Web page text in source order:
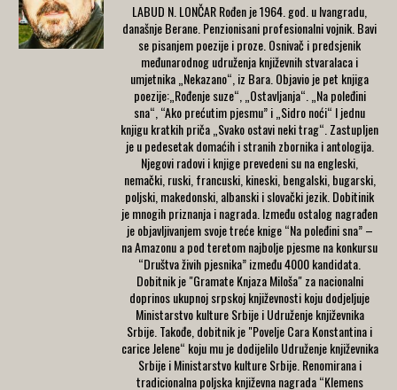
LABUD N. LONČAR Rođen je 1964. god. u Ivangradu,
današnje Berane. Penzionisani profesionalni vojnik. Bavi
se pisanjem poezije i proze. Osnivač i predsjenik
međunarodnog udruženja književnih stvaralaca i
umjetnika „Nekazano“, iz Bara. Objavio je pet knjiga
poezije:„Rođenje suze“, „Ostavljanja“. „Na poleđini
sna“, “Ako prećutim pjesmu” i „Sidro noći“ I jednu
knjigu kratkih priča „Svako ostavi neki trag“. Zastupljen
je u pedesetak domaćih i stranih zbornika i antologija.
Njegovi radovi i knjige prevedeni su na engleski,
nemački, ruski, francuski, kineski, bengalski, bugarski,
poljski, makedonski, albanski i slovački jezik. Dobitinik
je mnogih priznanja i nagrada. Između ostalog nagrađen
je objavljivanjem svoje treće knige “Na poleđini sna” –
na Amazonu a pod teretom najbolje pjesme na konkursu
“Društva živih pjesnika” između 4000 kandidata.
Dobitnik je "Gramate Knjaza Miloša" za nacionalni
doprinos ukupnoj srpskoj književnosti koju dodjeljuje
Ministarstvo kulture Srbije i Udruženje književnika
Srbije. Takođe, dobitnik je "Povelje Cara Konstantina i
carice Jelene“ koju mu je dodijelilo Udruženje književnika
Srbije i Ministarstvo kulture Srbije. Renomirana i
tradicionalna poljska književna nagrada “Klemens